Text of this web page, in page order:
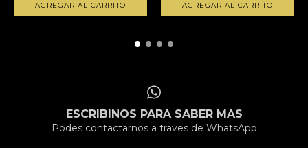
AGREGAR AL CARRITO AGREGAR AL CARRITO
ESCRIBINOS PARA SABER MAS
Podes contactarnos a traves de WhatsApp